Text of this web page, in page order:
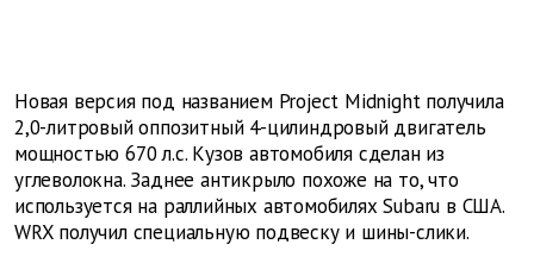
Новая версия под названием Project Midnight получила
2,0-литровый оппозитный 4-цилиндровый двигатель
мощностью 670 л.с. Кузов автомобиля сделан из
углеволокна. Заднее антикрыло похоже на то, что
используется на раллийных автомобилях Subaru в США.
WRX получил специальную подвеску и шины-слики.